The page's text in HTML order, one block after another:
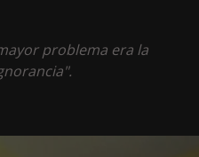
problema era la